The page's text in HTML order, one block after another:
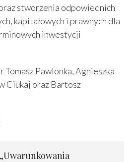
stworzenia odpowiednich
kapitałowych i prawnych dla
inwestycji
Pawlonka, Agnieszka
Ciukaj oraz Bartosz